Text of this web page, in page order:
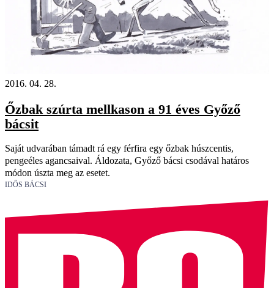
2016. 04. 28.
Őzbak szúrta mellkason a 91 éves Győző
bácsit
Saját udvarában támadt rá egy férfira egy őzbak húszcentis,
pengeéles agancsaival. Áldozata, Győző bácsi csodával határos
módon úszta meg az esetet.
IDŐS BÁCSI